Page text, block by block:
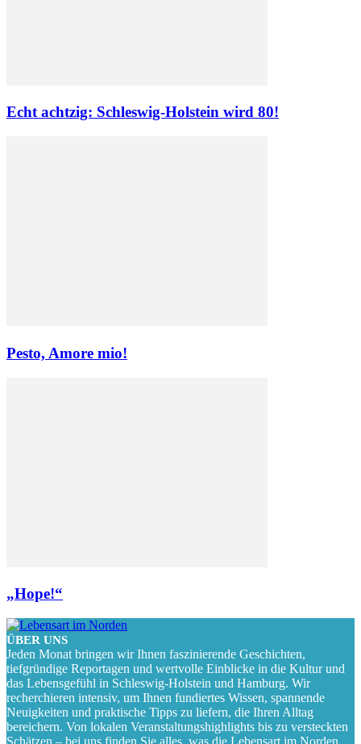
Echt achtzig: Schleswig-Holstein wird 80!
Pesto, Amore mio!
„Hope!“
ÜBER UNS
Jeden Monat bringen wir Ihnen faszinierende Geschichten,
tiefgründige Reportagen und wertvolle Einblicke in die Kultur und
das Lebensgefühl in Schleswig-Holstein und Hamburg. Wir
recherchieren intensiv, um Ihnen fundiertes Wissen, spannende
Neuigkeiten und praktische Tipps zu liefern, die Ihren Alltag
bereichern. Von lokalen Veranstaltungshighlights bis zu versteckten
Schätzen – bei uns finden Sie alles, was die Lebensart im Norden